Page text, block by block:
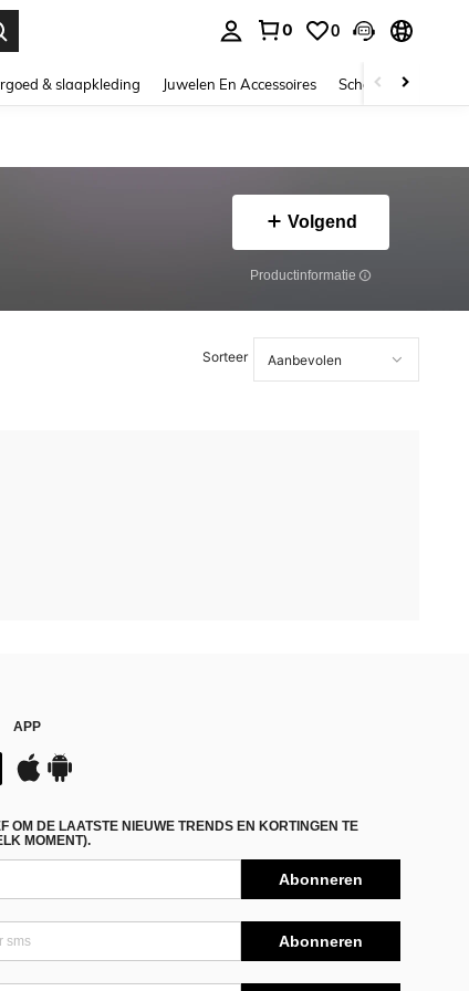
0 0
& slaapkleding Juwelen En Accessoires Schoonheid &
Volgend
Productinformatie
Sorteer
APP
OM DE LAATSTE NIEUWE TRENDS EN KORTINGEN TE
MOMENT).
Abonneren
Abonneren